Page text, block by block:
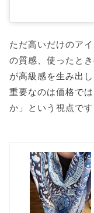
ただ高いだけのア
の質感、使ったと
が高級感を生み出し
重要なのは価格で
か」という視点です